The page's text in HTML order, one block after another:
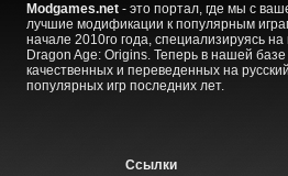
Modgames.net- это портал, где мы с
лучшие модификации к популярным
начале 2010го года, специализируясь
Dragon Age: Origins. Теперь в нашей
качественных и переведенных на
популярных игр последних лет.
Ссылки